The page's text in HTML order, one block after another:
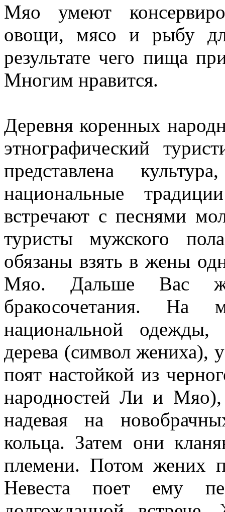
Мяо умеют
овощи, мясо и рыбу
результате чего пища
Многим нравится.
Деревня коренных
этнографический
представлена
национальные
встречают с песнями
туристы мужского
обязаны взять в жены
Мяо. Дальше Вас
бракосочетания. На
национальной
дерева (символ жениха),
поят настойкой из
народностей Ли и
надевая на
кольца. Затем они
племени. Потом жених
Невеста поет ему